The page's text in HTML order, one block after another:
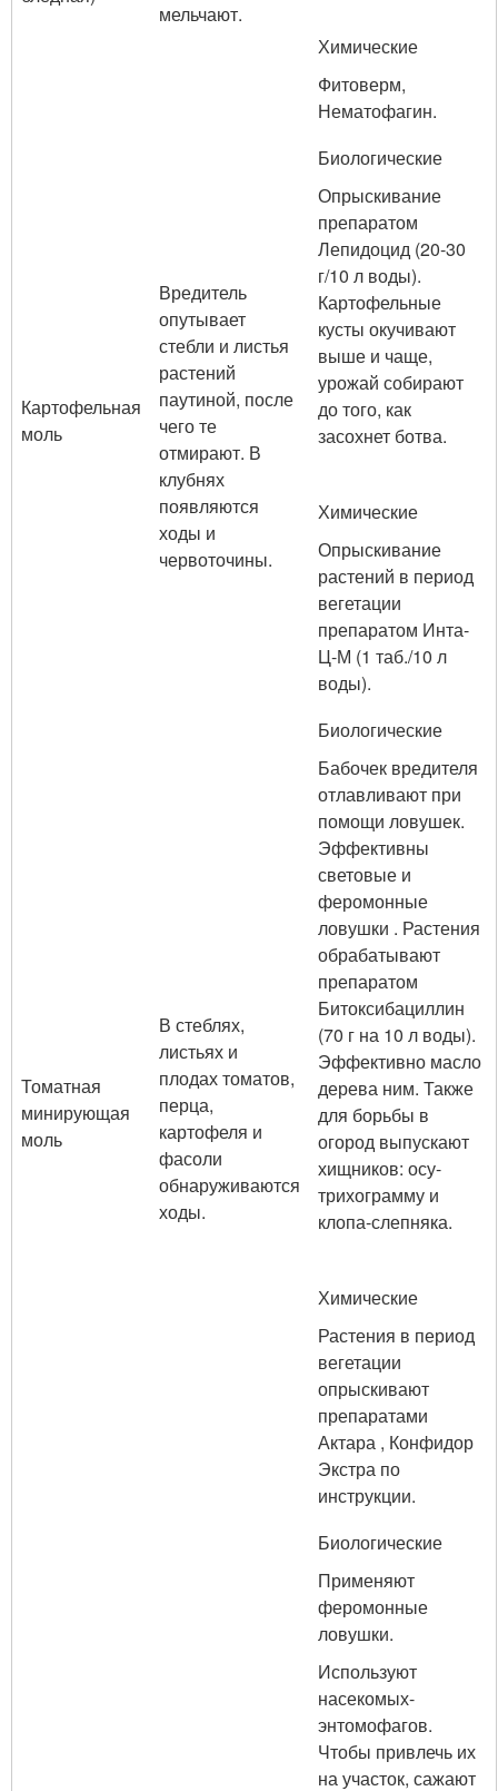
мельчают.
Химические
Фитоверм,
Нематофагин.
Картофельная
моль
Вредитель
опутывает
стебли и листья
растений
паутиной, после
чего те
отмирают. В
клубнях
появляются
ходы и
червоточины.
Биологические
Опрыскивание
препаратом
Лепидоцид (20-30
г/10 л воды).
Картофельные
кусты окучивают
выше и чаще,
урожай собирают
до того, как
засохнет ботва.
Химические
Опрыскивание
растений в период
вегетации
препаратом Инта-
Ц-М (1 таб./10 л
воды).
Томатная
минирующая
моль
В стеблях,
листьях и
плодах томатов,
перца,
картофеля и
фасоли
обнаруживаются
ходы.
Биологические
Бабочек вредителя
отлавливают при
помощи ловушек.
Эффективны
световые и
феромонные
ловушки . Растения
обрабатывают
препаратом
Битоксибациллин
(70 г на 10 л воды).
Эффективно масло
дерева ним. Также
для борьбы в
огород выпускают
хищников: осу-
трихограмму и
клопа-слепняка.
Химические
Растения в период
вегетации
опрыскивают
препаратами
Актара , Конфидор
Экстра по
инструкции.
Биологические
Применяют
феромонные
ловушки.
Используют
насекомых-
энтомофагов.
Чтобы привлечь их
на участок, сажают